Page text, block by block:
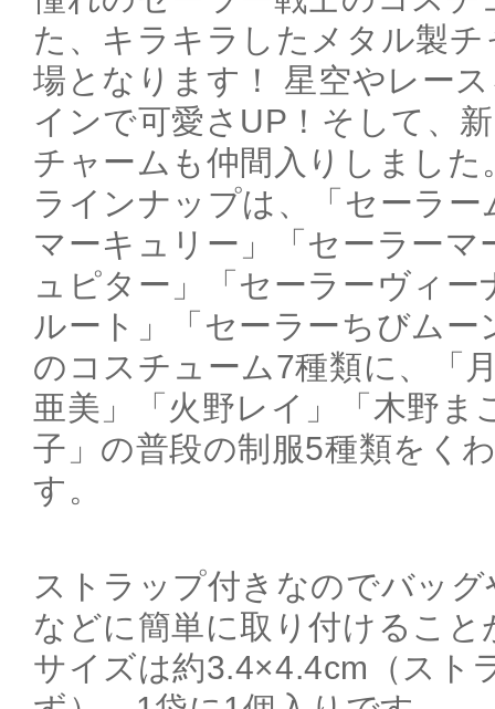
た、キラキラしたメタル製
場となります！ 星空やレー
インで可愛さUP！そして、
チャームも仲間入りしました
ラインナップは、「セーラ
マーキュリー」「セーラーマ
ュピター」「セーラーヴィ
ルート」「セーラーちびムー
のコスチューム7種類に、「
亜美」「火野レイ」「木野ま
子」の普段の制服5種類をく
す。
ストラップ付きなのでバッ
などに簡単に取り付けること
サイズは約3.4×4.4cm（スト